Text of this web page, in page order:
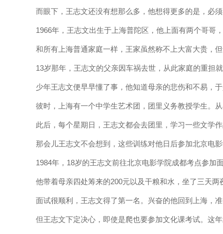
而眼下，王志文还没有想那么多，他想得更多的是，必须
1966年，王志文出生于上海普陀区，他上面有两个哥哥
和所有上海普通家庭一样，王家虽然称不上大富大贵，但
13岁那年，王志文的父亲因车祸去世，从此家庭的重担
少年王志文便早早懂了事，他知道母亲的悲伤和不易，
彼时，上海有一个中学生艺术团，团里义务教授学生。
此后，每个星期日，王志文都会去团里，学习一些文
那会儿王志文不会想到，这些训练对他日后参加北京电影
1984年，18岁的王志文前往北京电影学院成都考点参加面
他带着母亲四处筹来的200元以及干粮和水，坐了三天
面试很顺利，王志文得了第一名。兴奋的他回到上海，
但王志文下定决心，即使是爬也要参加文化课考试。这